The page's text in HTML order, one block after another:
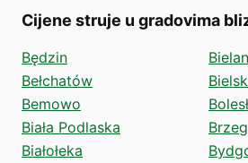
Cijene struje u gradovima
Będzin
Bełchatów
Bemowo
Biała Podlaska
Białołeka
Brzeg